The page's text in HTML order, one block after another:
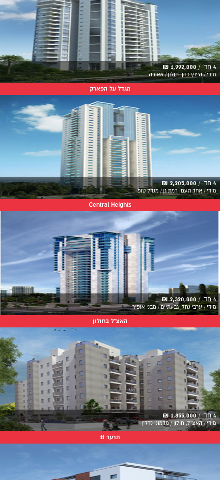
4 חד' / 1,992,000 ₪
מידי / היינץ כהן, חולון / אאורה
מגדל על הפארק
4 חד' / 2,205,000 ₪
מידי / אחד העם, רמת גן / מגדל טופ
Central Heights
4 חד' / 2,320,000 ₪
מידי / ערבי נחל, גבעתיים / מבני אופיר
האצ"ל בחולון
4 חד' / 1,855,000 ₪
מידי / האצ"ל, חולון / מדמוני נדל"ן
תרעד 11